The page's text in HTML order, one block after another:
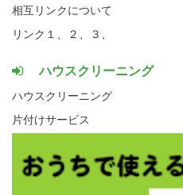
相互リンクについて
リンク１、
２、 ３、
ハウスクリーニング
ハウスクリーニング
片付けサービス